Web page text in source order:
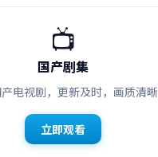
📺
国产剧集
电视剧，更新及时，画质清晰
立即观看